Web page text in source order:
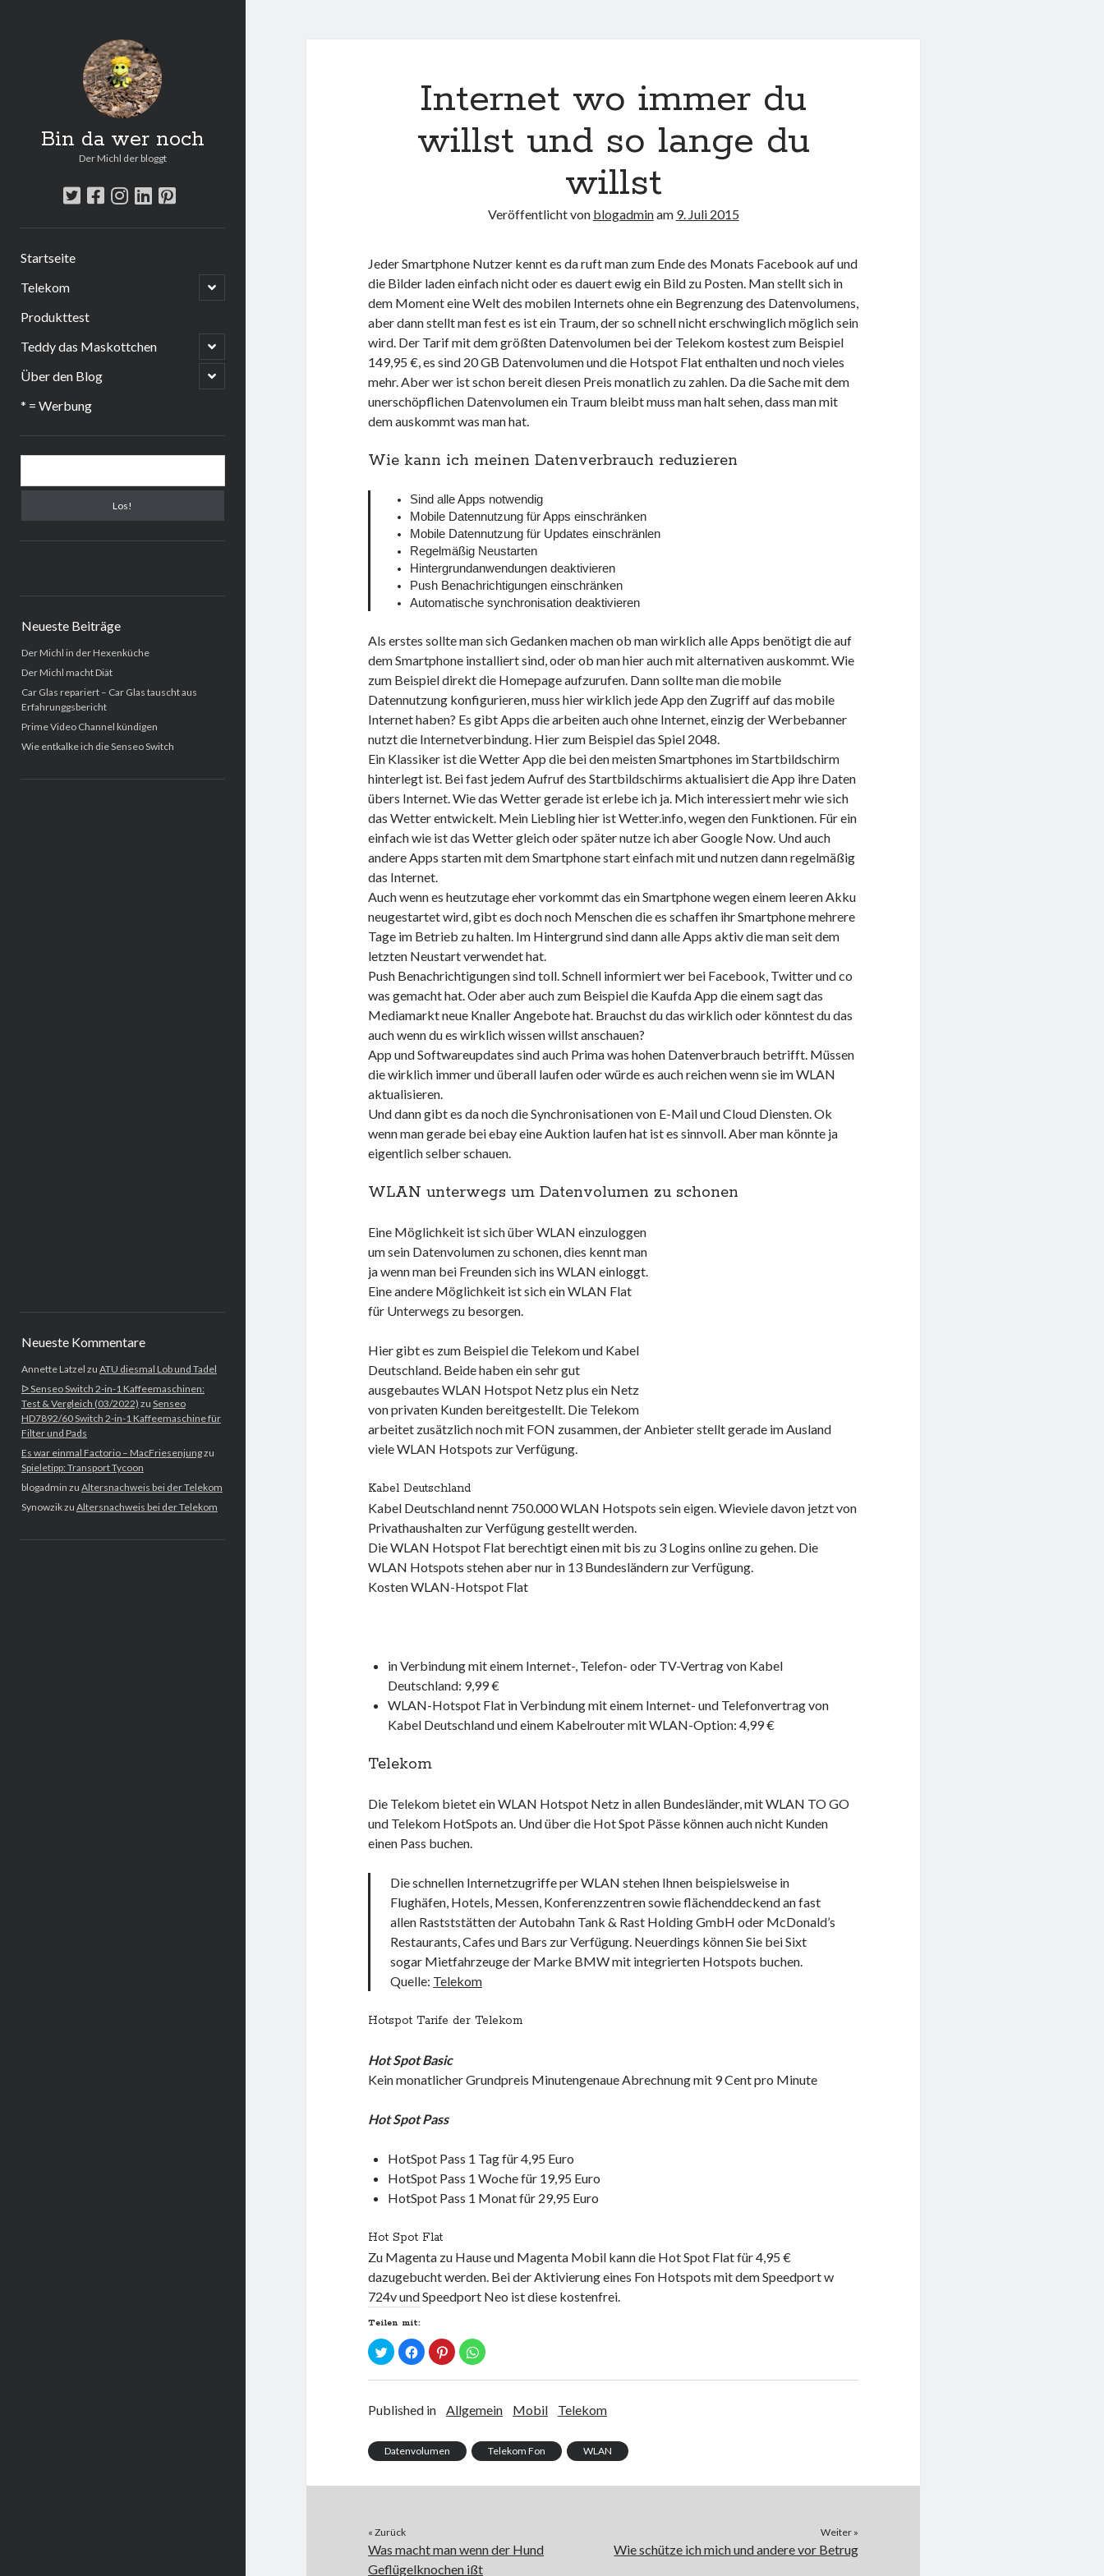
Bin da wer noch
Der Michl der bloggt
twitter
facebook
instagram
linkedin
pinterest
Startseite
Telekom
open
child
Produkttest
Teddy das Maskottchen
open
child
menu
Über den Blog
open
child
* = Werbung
Sidebar
Neueste Beiträge
Der Michl in der Hexenküche
Der Michl macht Diät
Car Glas repariert – Car Glas tauscht aus
Erfahrunggsbericht
Prime Video Channel kündigen
Wie entkalke ich die Senseo Switch
Neueste Kommentare
Annette Latzel zu ATU diesmal Lob und Tadel
ᐅ Senseo Switch 2-in-1 Kaffeemaschinen:
Test & Vergleich (03/2022) zu Senseo
HD7892/60 Switch 2-in-1 Kaffeemaschine für
Filter und Pads
Es war einmal Factorio – MacFriesenjungzu
Spieletipp: Transport Tycoon
blogadmin zu Altersnachweis bei der Telekom
Synowzikzu Altersnachweis bei der Telekom
Internet wo immer du
willst und so lange du
willst
Veröffentlicht von blogadminam 9. Juli 2015
Jeder Smartphone Nutzer kennt es da ruft man zum Ende des Monats Facebook auf und
die Bilder laden einfach nicht oder es dauert ewig ein Bild zu Posten. Man stellt sich in
dem Moment eine Welt des mobilen Internets ohne ein Begrenzung des Datenvolumens,
aber dann stellt man fest es ist ein Traum, der so schnell nicht erschwinglich möglich sein
wird. Der Tarif mit dem größten Datenvolumen bei der Telekom kostest zum Beispiel
149,95 €, es sind 20 GB Datenvolumen und die Hotspot Flat enthalten und noch vieles
mehr. Aber wer ist schon bereit diesen Preis monatlich zu zahlen. Da die Sache mit dem
unerschöpflichen Datenvolumen ein Traum bleibt muss man halt sehen, dass man mit
dem auskommt was man hat.
Wie kann ich meinen Datenverbrauch reduzieren
Sind alle Apps notwendig
Mobile Datennutzung für Apps einschränken
Mobile Datennutzung für Updates einschränlen
Regelmäßig Neustarten
Hintergrundanwendungen deaktivieren
Push Benachrichtigungen einschränken
Automatische synchronisation deaktivieren
Als erstes sollte man sich Gedanken machen ob man wirklich alle Apps benötigt die auf
dem Smartphone installiert sind, oder ob man hier auch mit alternativen auskommt. Wie
zum Beispiel direkt die Homepage aufzurufen. Dann sollte man die mobile
Datennutzung konfigurieren, muss hier wirklich jede App den Zugriff auf das mobile
Internet haben? Es gibt Apps die arbeiten auch ohne Internet, einzig der Werbebanner
nutzt die Internetverbindung. Hier zum Beispiel das Spiel 2048.
Ein Klassiker ist die Wetter App die bei den meisten Smartphones im Startbildschirm
hinterlegt ist. Bei fast jedem Aufruf des Startbildschirms aktualisiert die App ihre Daten
übers Internet. Wie das Wetter gerade ist erlebe ich ja. Mich interessiert mehr wie sich
das Wetter entwickelt. Mein Liebling hier ist Wetter.info, wegen den Funktionen. Für ein
einfach wie ist das Wetter gleich oder später nutze ich aber Google Now. Und auch
andere Apps starten mit dem Smartphone start einfach mit und nutzen dann regelmäßig
das Internet.
Auch wenn es heutzutage eher vorkommt das ein Smartphone wegen einem leeren Akku
neugestartet wird, gibt es doch noch Menschen die es schaffen ihr Smartphone mehrere
Tage im Betrieb zu halten. Im Hintergrund sind dann alle Apps aktiv die man seit dem
letzten Neustart verwendet hat.
Push Benachrichtigungen sind toll. Schnell informiert wer bei Facebook, Twitter und co
was gemacht hat. Oder aber auch zum Beispiel die Kaufda App die einem sagt das
Mediamarkt neue Knaller Angebote hat. Brauchst du das wirklich oder könntest du das
auch wenn du es wirklich wissen willst anschauen?
App und Softwareupdates sind auch Prima was hohen Datenverbrauch betrifft. Müssen
die wirklich immer und überall laufen oder würde es auch reichen wenn sie im WLAN
aktualisieren.
Und dann gibt es da noch die Synchronisationen von E-Mail und Cloud Diensten. Ok
wenn man gerade bei ebay eine Auktion laufen hat ist es sinnvoll. Aber man könnte ja
eigentlich selber schauen.
WLAN unterwegs um Datenvolumen zu schonen
Eine Möglichkeit ist sich über WLAN einzuloggen
um sein Datenvolumen zu schonen, dies kennt man
ja wenn man bei Freunden sich ins WLAN einloggt.
Eine andere Möglichkeit ist sich ein WLAN Flat
für Unterwegs zu besorgen.
Hier gibt es zum Beispiel die Telekom und Kabel
Deutschland. Beide haben ein sehr gut
ausgebautes WLAN Hotspot Netz plus ein Netz
von privaten Kunden bereitgestellt. Die Telekom
arbeitet zusätzlich noch mit FON zusammen, der Anbieter stellt gerade im Ausland
viele WLAN Hotspots zur Verfügung.
Kabel Deutschland
Kabel Deutschland nennt 750.000 WLAN Hotspots sein eigen. Wieviele davon jetzt von
Privathaushalten zur Verfügung gestellt werden.
Die WLAN Hotspot Flat berechtigt einen mit bis zu 3 Logins online zu gehen. Die
WLAN Hotspots stehen aber nur in 13 Bundesländern zur Verfügung.
Kosten WLAN-Hotspot Flat
in Verbindung mit einem Internet-, Telefon- oder TV-Vertrag von Kabel
Deutschland: 9,99 €
WLAN-Hotspot Flat in Verbindung mit einem Internet- und Telefonvertrag von
Kabel Deutschland und einem Kabelrouter mit WLAN-Option: 4,99 €
Telekom
Die Telekom bietet ein WLAN Hotspot Netz in allen Bundesländer, mit WLAN TO GO
und Telekom HotSpots an. Und über die Hot Spot Pässe können auch nicht Kunden
einen Pass buchen.
Die schnellen Internetzugriffe per WLAN stehen Ihnen beispielsweise in
Flughäfen, Hotels, Messen, Konferenzzentren sowie flächenddeckend an fast
allen Rastststätten der Autobahn Tank & Rast Holding GmbH oder McDonald’s
Restaurants, Cafes und Bars zur Verfügung. Neuerdings können Sie bei Sixt
sogar Mietfahrzeuge der Marke BMW mit integrierten Hotspots buchen.
Quelle: Telekom
Hotspot Tarife der Telekom
Hot Spot Basic
Kein monatlicher Grundpreis Minutengenaue Abrechnung mit 9 Cent pro Minute
Hot Spot Pass
HotSpot Pass 1 Tag für 4,95 Euro
HotSpot Pass 1 Woche für 19,95 Euro
HotSpot Pass 1 Monat für 29,95 Euro
Hot Spot Flat
Zu Magenta zu Hause und Magenta Mobil kann die Hot Spot Flat für 4,95 €
dazugebucht werden. Bei der Aktivierung eines Fon Hotspots mit dem Speedport w
724v und Speedport Neo ist diese kostenfrei.
Teilen mit:
K
l
c
u
m
e
r
i
r
z
u
t
e
K
l
c
u
m
f
F
e
u
t
e
K
l
c
u
m
t
z
u
t
K
l
c
n
,
u
h
p
z
u
Published in Allgemein Mobil Telekom
Datenvolumen Telekom Fon WLAN
« Zurück
Was macht man wenn der Hund
Geflügelknochen ißt
Weiter »
Wie schütze ich mich und andere vor Betrug